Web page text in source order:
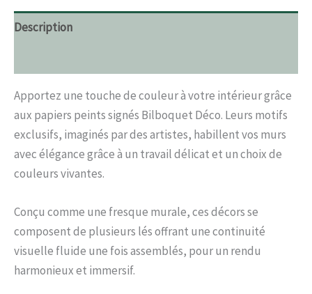
Description
Apportez une touche de couleur à votre intérieur grâce
aux papiers peints signés Bilboquet Déco. Leurs motifs
exclusifs, imaginés par des artistes, habillent vos murs
avec élégance grâce à un travail délicat et un choix de
couleurs vivantes.
Conçu comme une fresque murale, ces décors se
composent de plusieurs lés offrant une continuité
visuelle fluide une fois assemblés, pour un rendu
harmonieux et immersif.